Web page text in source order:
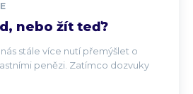
nebo žít teď?
stále více nutí přemýšlet o
penězi. Zatímco dozvuky